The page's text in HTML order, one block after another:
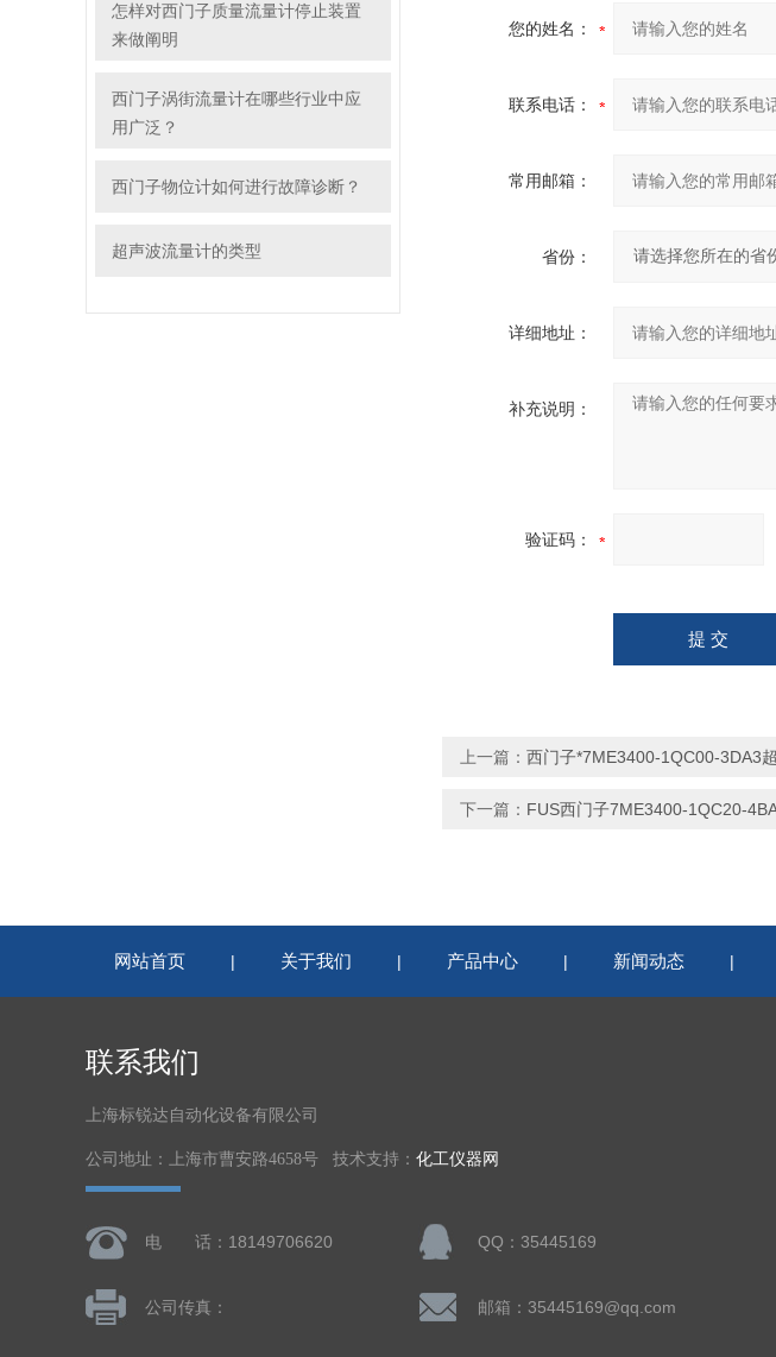
怎样对西门子质量流量计停止装置
来做阐明
西门子涡街流量计在哪些行业中应
用广泛？
西门子物位计如何进行故障诊断？
超声波流量计的类型
您的姓名：
联系电话：
常用邮箱：
省份：
详细地址：
补充说明：
验证码：
上一篇： 西门子*7ME3400-1QC00-3DA3
下一篇： FUS西门子7ME3400-1QC20-
网站首页 | 关于我们 | 产品中心 | 新闻动态 |
联系我们
上海标锐达自动化设备有限公司
公司地址：上海市曹安路4658号 技术支持： 化工仪器网
电 话：18149706620 QQ：35445169
公司传真： 邮箱：35445169@qq.com